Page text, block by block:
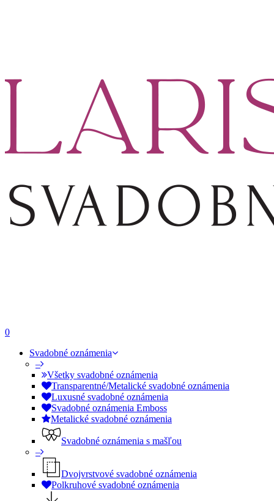
0
Svadobné oznámenia
–
Všetky svadobné oznámenia
Transparentné/Metalické svadobné oznámenia
Luxusné svadobné oznámenia
Svadobné oznámenia Emboss
Metalické svadobné oznámenia
Svadobné oznámenia s mašľou
–
Dvojvrstvové svadobné oznámenia
Polkruhové svadobné oznámenia